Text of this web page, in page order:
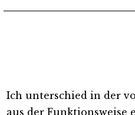
Ich unterschied in der
aus der Funktionsweise